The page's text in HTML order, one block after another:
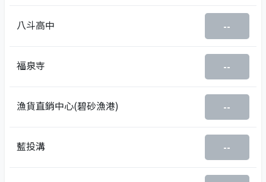
八斗高中 --
福泉寺 --
漁貨直銷中心(碧砂漁港) --
藍投溝 --